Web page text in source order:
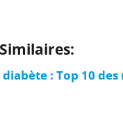
diabète : Top 10